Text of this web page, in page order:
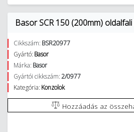
Basor SCR 150 (200mm)
Cikkszám: BSR20977
Gyártó: Basor
Márka: Basor
Gyártói cikkszám:2/0977
Kategória: Konzolok
Hozzáadás az